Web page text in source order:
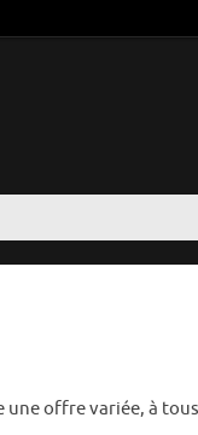
offre variée, à